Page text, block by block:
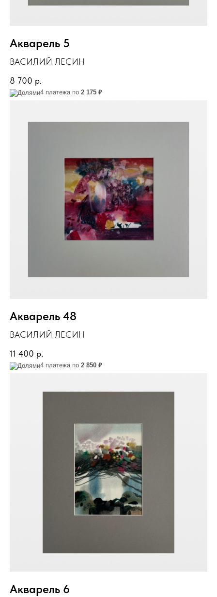
Акварель 5
ВАСИЛИЙ ЛЕСИН
8 700 р.
4 платежа по 2 175 ₽
Акварель 48
ВАСИЛИЙ ЛЕСИН
11 400 р.
4 платежа по 2 850 ₽
Акварель 6